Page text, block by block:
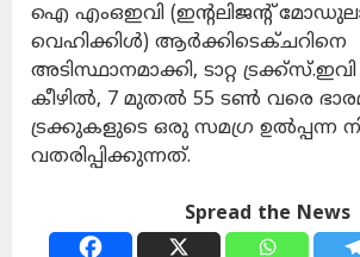
ഐ എംഒഇവി (ഇന്റലിജന്റ്
വെഹിക്കിള്‍) ആര്‍ക്കിടെക്ചറിനെ
അടിസ്ഥാനമാക്കി, ടാറ്റ
കീഴില്‍, 7 മുതല്‍ 55 ടണ്‍ വരെ
ട്രക്കുകളുടെ ഒരു സമഗ്ര ഉല്‍പ്പന്ന
വതരിപ്പിക്കുന്നത്.
Spread the News